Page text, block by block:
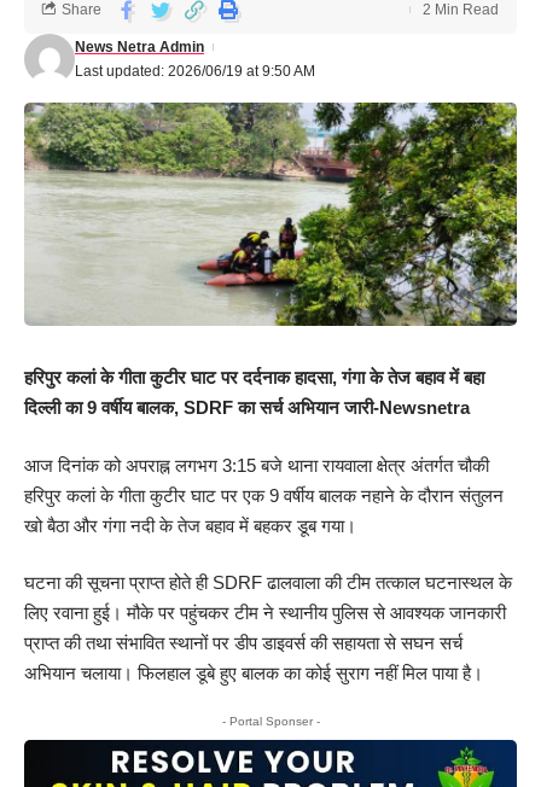
Last updated: 2026/06/19 at 9:50 AM
News Netra Admin
Share 2 Min Read
हरिपुर कलां के गीता कुटीर घाट पर दर्दनाक हादसा, गंगा के तेज बहाव में बहा
दिल्ली का 9 वर्षीय बालक, SDRF का सर्च अभियान जारी-Newsnetra
आज दिनांक को अपराह्न लगभग 3:15 बजे थाना रायवाला क्षेत्र अंतर्गत चौकी
हरिपुर कलां के गीता कुटीर घाट पर एक 9 वर्षीय बालक नहाने के दौरान संतुलन
खो बैठा और गंगा नदी के तेज बहाव में बहकर डूब गया।
घटना की सूचना प्राप्त होते ही SDRF ढालवाला की टीम तत्काल घटनास्थल के
लिए रवाना हुई। मौके पर पहुंचकर टीम ने स्थानीय पुलिस से आवश्यक जानकारी
प्राप्त की तथा संभावित स्थानों पर डीप डाइवर्स की सहायता से सघन सर्च
अभियान चलाया। फिलहाल डूबे हुए बालक का कोई सुराग नहीं मिल पाया है।
- Portal Sponser -